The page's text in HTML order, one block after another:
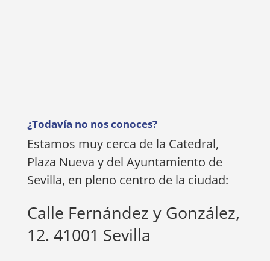
¿Todavía no nos conoces?
Estamos muy cerca de la Catedral,
Plaza Nueva y del Ayuntamiento de
Sevilla, en pleno centro de la ciudad:
Calle Fernández y González,
12. 41001 Sevilla